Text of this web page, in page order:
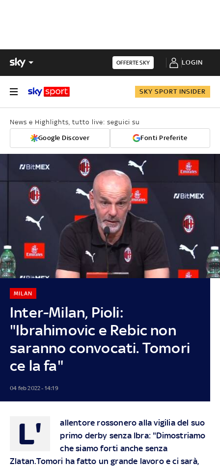
OFFERTE SKY LOGIN
SKY SPORT INSIDER
News e Highlights, tutto live: seguici su
Google Discover Fonti Preferite
Inter-Milan, Pioli:
"Ibrahimovic e Rebic non
saranno convocati. Tomori
ce la fa"
MILAN
04 feb 2022 - 14:19
L'
allentore rossonero alla vigilia del suo
primo derby senza Ibra: "Dimostriamo
che siamo forti anche senza
Zlatan.Tomori ha fatto un grande lavoro e ci sarà,